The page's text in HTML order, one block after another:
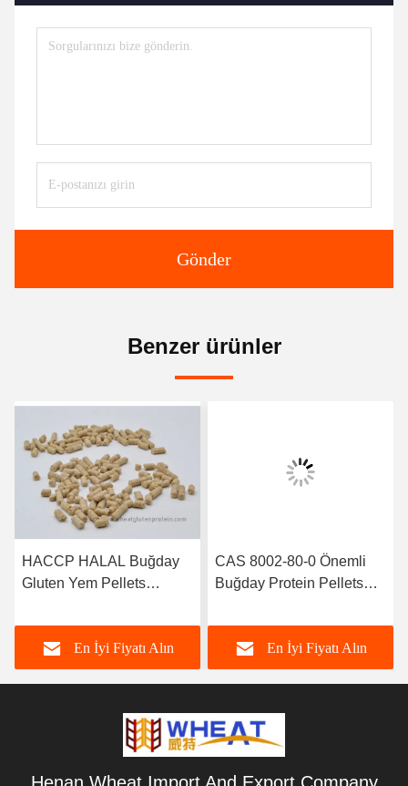
Gönder
Benzer ürünler
HACCP HALAL Buğday
Gluten Yem Pellets
maddeleri
En İyi Fiyatı Alın
CAS 8002-80-0 Önemli
Buğday Protein Pellets
En İyi Fiyatı Alın